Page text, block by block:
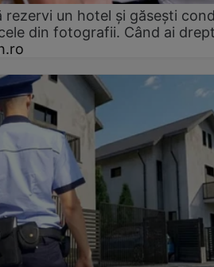
rezervi un hotel și găsești
din fotografii. Când ai